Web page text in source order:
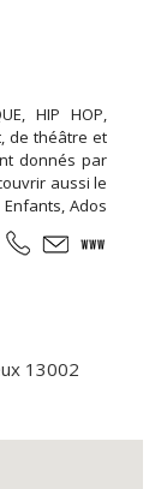
HIP HOP,
de théâtre et
donnés par
aussi le
Ados
... Cours
13002